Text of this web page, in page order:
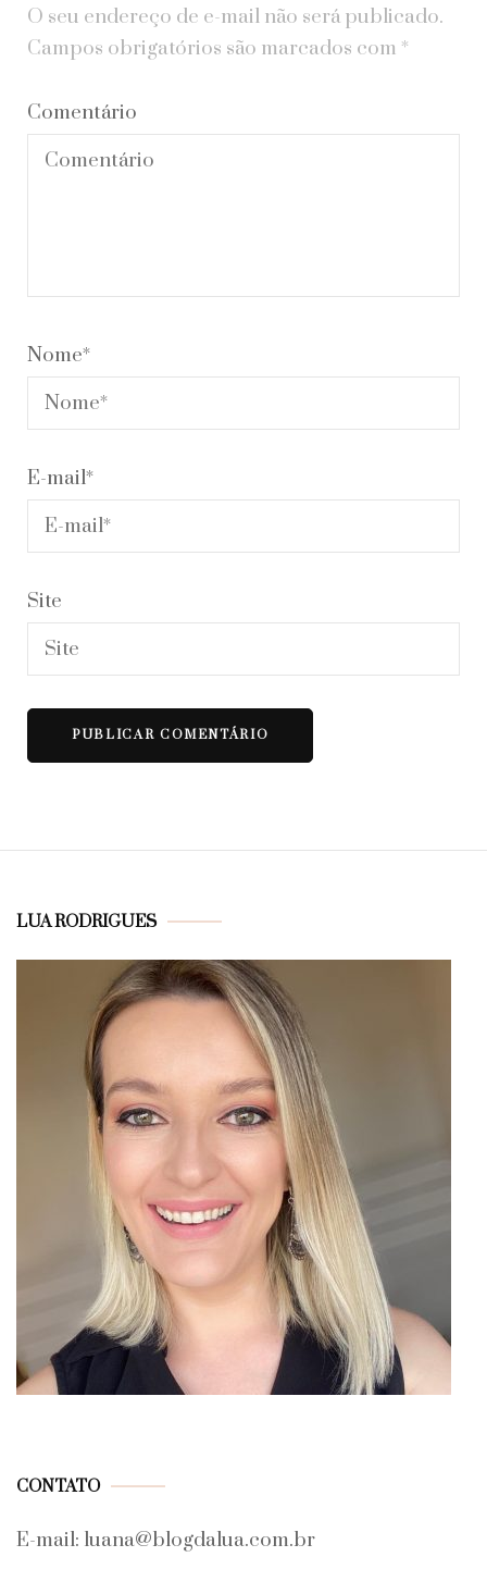
O seu endereço de e-mail não será publicado.
Campos obrigatórios são marcados com *
Comentário
Nome*
E-mail*
Site
LUA RODRIGUES
CONTATO
E-mail: luana@blogdalua.com.br